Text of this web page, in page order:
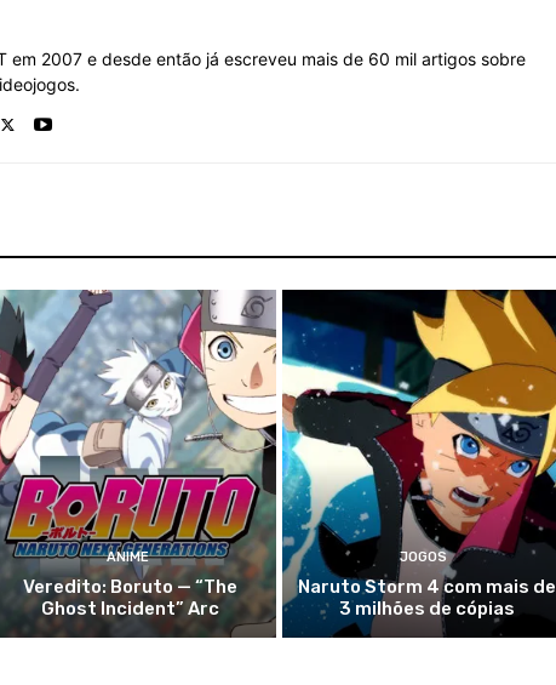
em 2007 e desde então já escreveu mais de 60 mil artigos sobre
ANIME
Veredito: Boruto — “The
Ghost Incident” Arc
JOGOS
Naruto Storm 4 com mais de
3 milhões de cópias